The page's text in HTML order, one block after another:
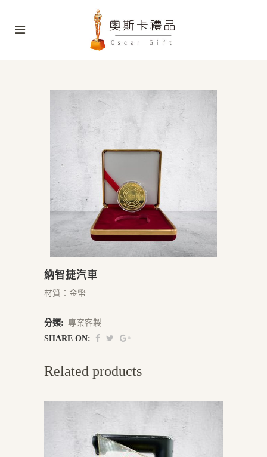
納智捷汽車
材質：金幣
分類: 專案客製
SHARE ON:
Related products